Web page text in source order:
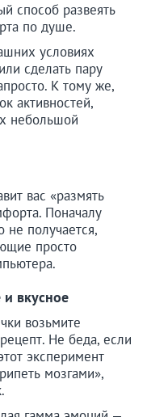
способ развеять
по душе.
условиях
сделать пару
К тому же,
активностей,
небольшой
вас «размять
Поначалу
не получается,
просто
вкусное
возьмите
Не беда, если
эксперимент
мозгами»,